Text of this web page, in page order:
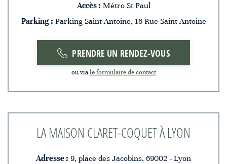
Accès : Métro St Paul
Parking : Parking Saint Antoine, 16 Rue Saint-Antoine
PRENDRE UN RENDEZ-VOUS
ou viale formulaire de contact
LA MAISON CLARET-COQUET À LYON
Adresse : 9, place des Jacobins, 69002 - Lyon